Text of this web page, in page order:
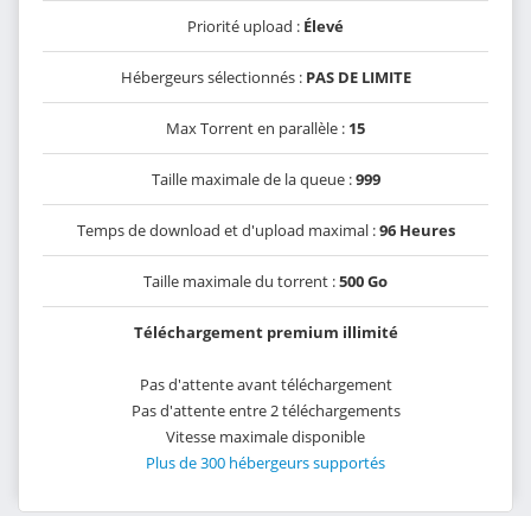
Priorité upload : Élevé
Hébergeurs sélectionnés : PAS DE LIMITE
Max Torrent en parallèle : 15
Taille maximale de la queue :999
Temps de download et d'upload maximal :96 Heures
Taille maximale du torrent :500 Go
Téléchargement premium illimité
Pas d'attente avant téléchargement
Pas d'attente entre 2 téléchargements
Vitesse maximale disponible
Plus de 300 hébergeurs supportés